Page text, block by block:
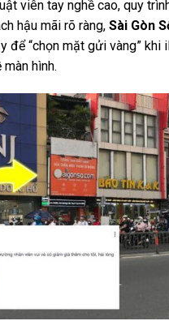
viên tay nghề cao, quy
hậu mãi rõ ràng, Sài Gòn
để “chọn mặt gửi vàng” khi
hình.